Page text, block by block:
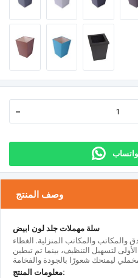
-
وصف المنتج
سلة مهملات جلد لون ابيض
والمكاتب المنزلية. الغطاء
لتسهيل التنظيف، بينما تم تبطين
معلومات المنتج: